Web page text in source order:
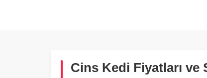
Cins Kedi Fiyatları